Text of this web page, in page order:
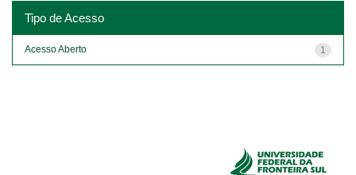
Tipo de Acesso
1
Acesso Aberto